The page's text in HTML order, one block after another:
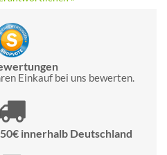
Einkauf bei uns bewerten.
innerhalb Deutschland